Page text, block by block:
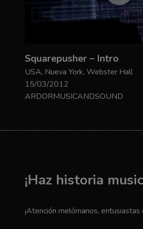
Squarepusher – Intro
USA, Nueva York, Webster Hall
15/03/2012
ARDORMUSICANDSOUND
¡Haz historia
¡Atención melómanos,